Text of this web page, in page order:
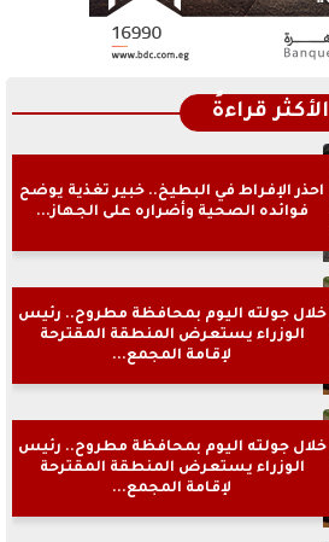
الأكثر قراءةً
احذر الإفراط في البطيخ.. خبير تغذية يوضح
فوائده الصحية وأضراره على الجهاز...
خلال جولته اليوم بمحافظة مطروح.. رئيس
الوزراء يستعرض المنطقة المقترحة
لإقامة المجمع...
خلال جولته اليوم بمحافظة مطروح.. رئيس
الوزراء يستعرض المنطقة المقترحة
لإقامة المجمع...